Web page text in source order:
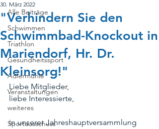
Alle Beiträge
Schwimmen
Triathlon
Gesundheitssport
Adlermühle
Veranstaltungen
weiteres
Sportausschuss
"Verhindern Sie den
Schwimmbad-Knockout in
Mariendorf, Hr. Dr.
Kleinsorg!"
30. März 2022
Liebe Mitglieder,
liebe Interessierte,
in unserer Jahreshauptversammlung